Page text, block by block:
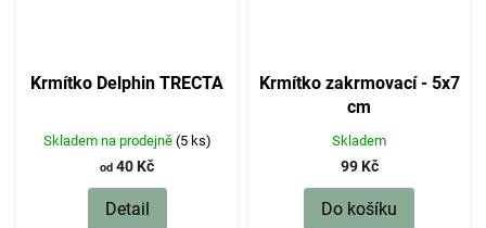
Krmítko Delphin TRECTA
Skladem na prodejně (5 ks)
od 40 Kč
Detail
Krmítko zakrmovací - 5x7
cm
Skladem
99 Kč
Do košíku